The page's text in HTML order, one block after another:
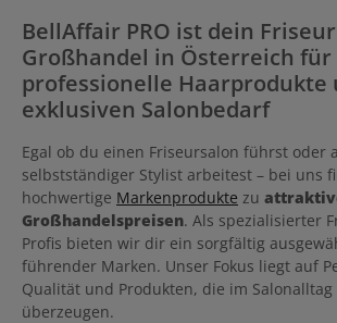
BellAffair PRO ist dein Friseur
Großhandel in Österreich für
professionelle Haarprodukte
exklusiven Salonbedarf
Egal ob du einen Friseursalon führst oder
selbstständiger Stylist arbeitest – bei uns
hochwertige Markenprodukte zu
Großhandelspreisen. Als spezialisierter
Profis bieten wir dir ein sorgfältig
führender Marken. Unser Fokus liegt auf
Qualität und Produkten, die im
überzeugen.